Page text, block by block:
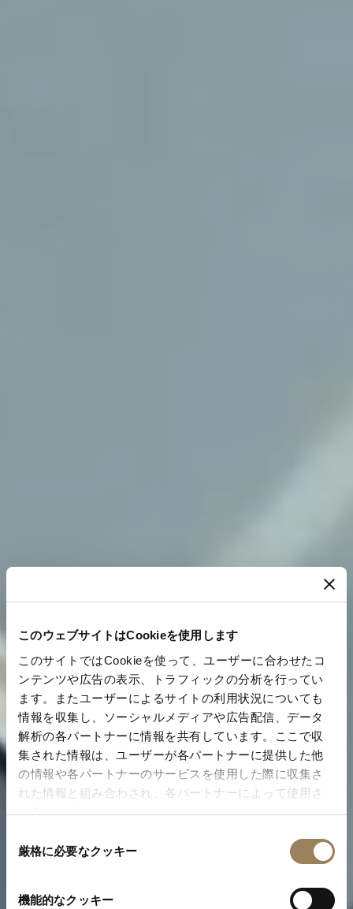
このウェブサイトはCookieを使用します
このサイトではCookieを使って、ユーザーに合わせたコ
ンテンツや広告の表示、トラフィックの分析を行ってい
ます。またユーザーによるサイトの利用状況についても
情報を収集し、ソーシャルメディアや広告配信、データ
解析の各パートナーに情報を共有しています。ここで収
集された情報は、ユーザーが各パートナーに提供した他
の情報や各パートナーのサービスを使用した際に収集さ
れた情報と組み合わされ、各パートナーによって使用さ
れることがあります。
厳格に必要なクッキー
機能的なクッキー